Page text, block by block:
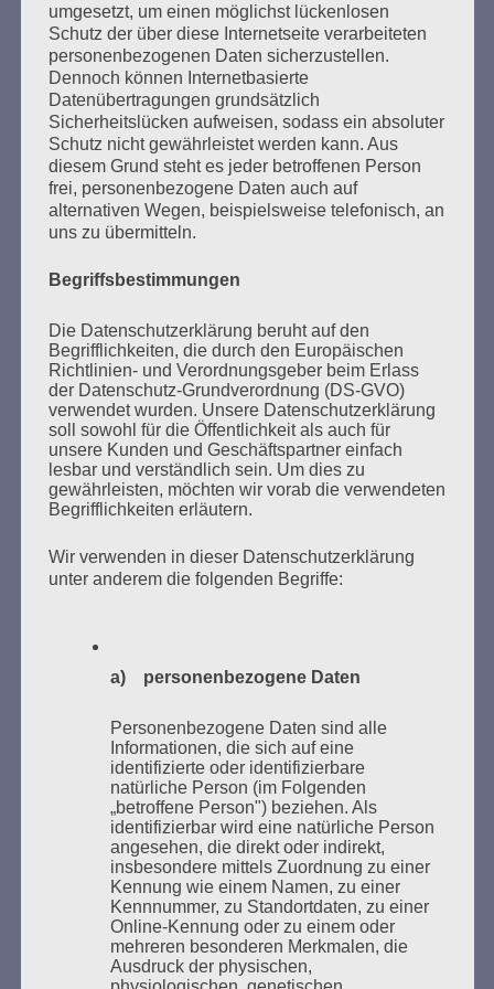
Esther Bejarano - 3. Januar 2019
SUCHEN
NACH:
MARATHONLESUNG AUS DEN
VERBRANNTEN BÜCHERN
Donnerstag, 21. Mai 2026, 11 – 18 Uhr
des Gedenkens an die Verbrennung von Büchern am
Kaifu-Ufer – genau an dem Ort, wo im Mai 1933 NS-
Studentenorganisationen und Burschenschaftler
Bücher verbrannten.
Weitere Informationen:lesezeichen-setzen.de
GEDENKEN UND ERINNERN BEGINNT IN
UNSERER NACHBARSCHAFT
umgesetzt, um einen möglichst lückenlosen
Schutz der über diese Internetseite verarbeiteten
personenbezogenen Daten sicherzustellen.
Dennoch können Internetbasierte
Datenübertragungen grundsätzlich
Sicherheitslücken aufweisen, sodass ein absoluter
Schutz nicht gewährleistet werden kann. Aus
diesem Grund steht es jeder betroffenen Person
frei, personenbezogene Daten auch auf
alternativen Wegen, beispielsweise telefonisch, an
uns zu übermitteln.
Begriffsbestimmungen
Die Datenschutzerklärung beruht auf den
Begrifflichkeiten, die durch den Europäischen
Richtlinien- und Verordnungsgeber beim Erlass
der Datenschutz-Grundverordnung (DS-GVO)
verwendet wurden. Unsere Datenschutzerklärung
soll sowohl für die Öffentlichkeit als auch für
unsere Kunden und Geschäftspartner einfach
lesbar und verständlich sein. Um dies zu
gewährleisten, möchten wir vorab die verwendeten
Begrifflichkeiten erläutern.
Wir verwenden in dieser Datenschutzerklärung
unter anderem die folgenden Begriffe:
a) personenbezogene Daten
Personenbezogene Daten sind alle
Informationen, die sich auf eine
identifizierte oder identifizierbare
natürliche Person (im Folgenden
„betroffene Person") beziehen. Als
identifizierbar wird eine natürliche Person
angesehen, die direkt oder indirekt,
insbesondere mittels Zuordnung zu einer
Kennung wie einem Namen, zu einer
Kennnummer, zu Standortdaten, zu einer
Online-Kennung oder zu einem oder
mehreren besonderen Merkmalen, die
Ausdruck der physischen,